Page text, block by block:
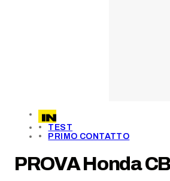
TEST
PRIMO CONTATTO
PROVA Honda